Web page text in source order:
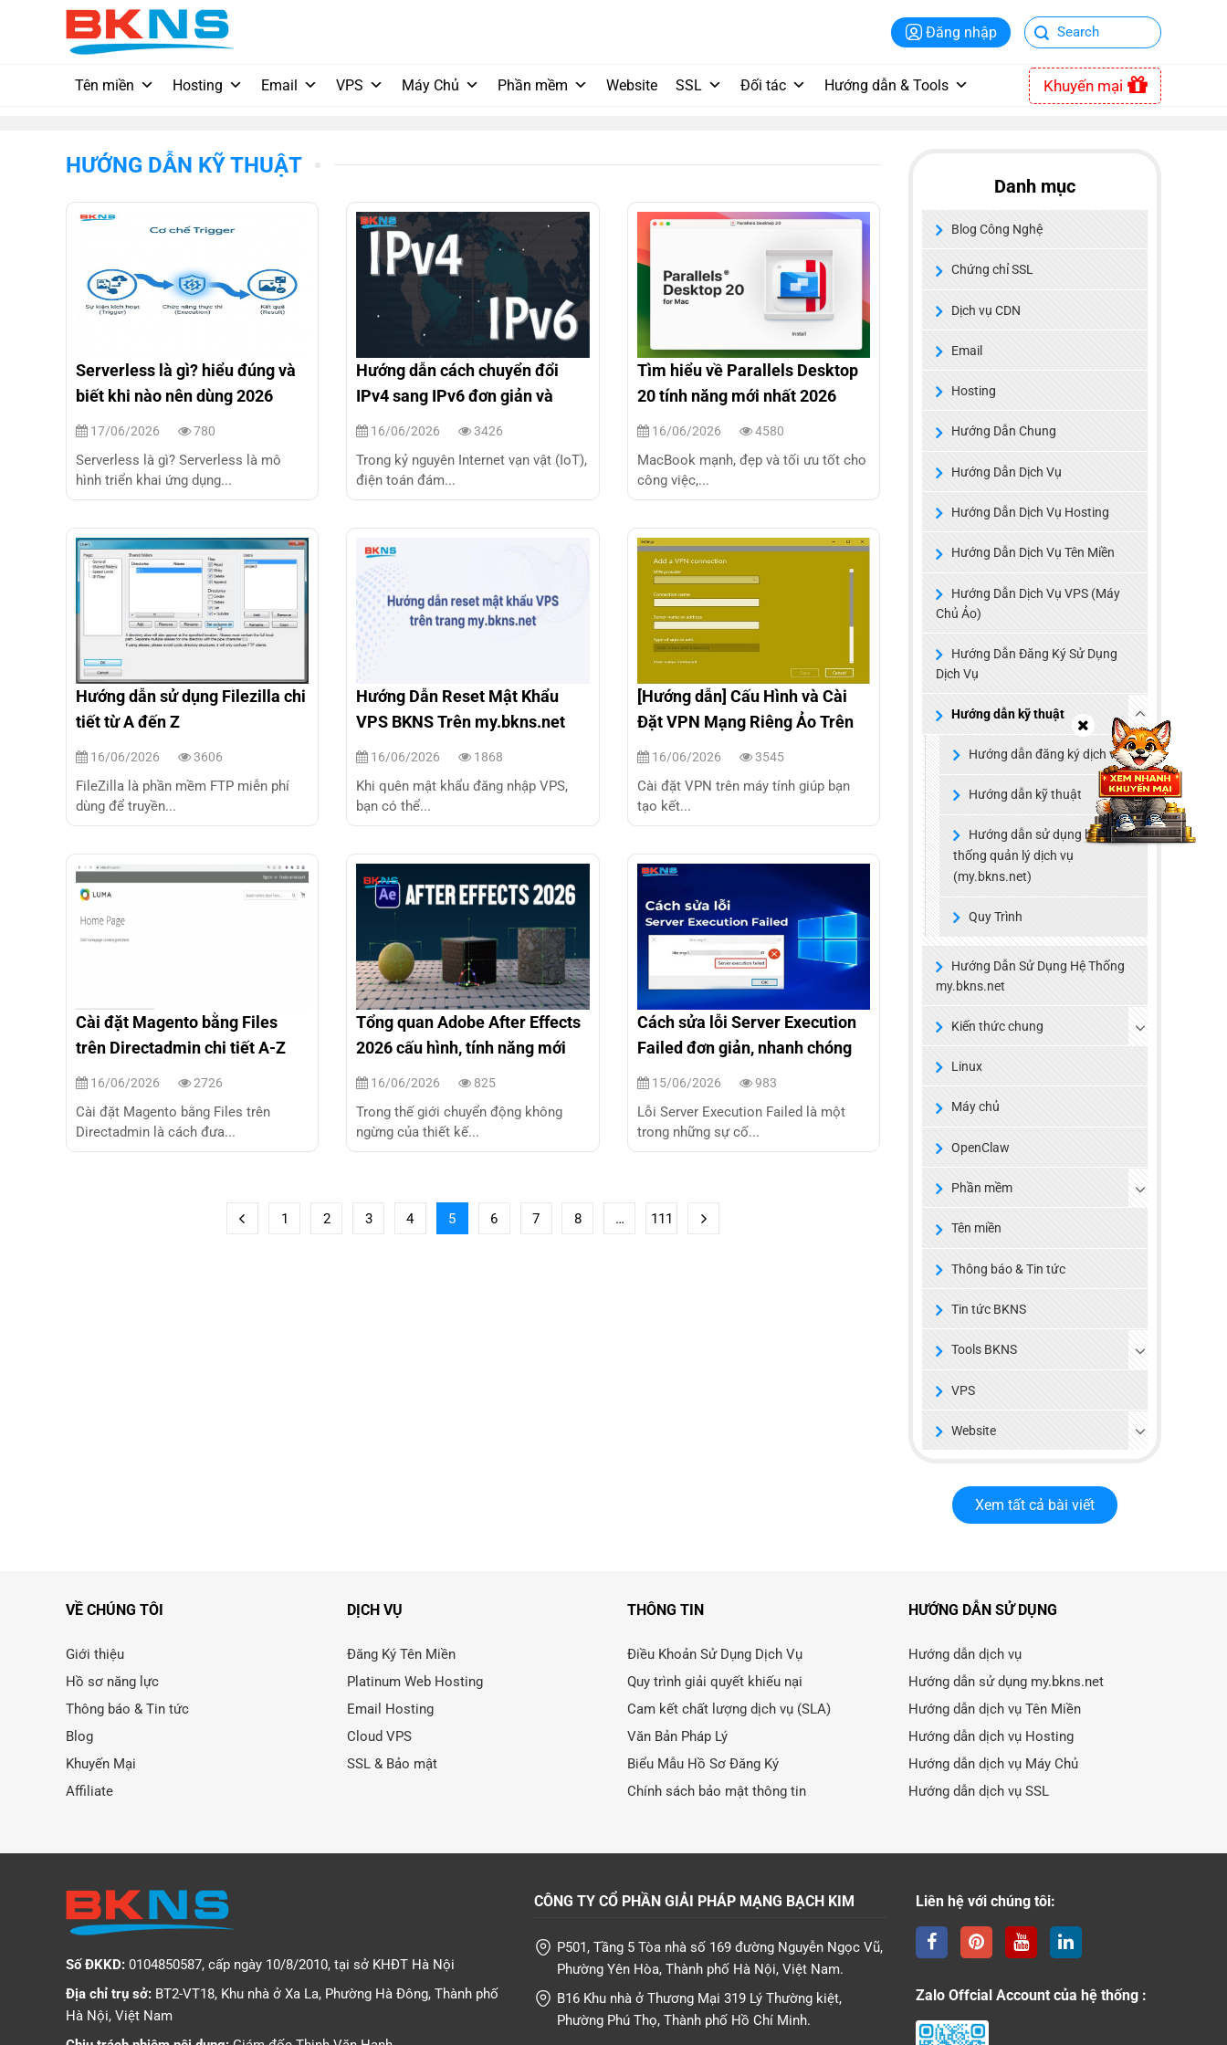
Đăng nhập
Tên miền Hosting Email VPS Máy Chủ Phần mềm Website SSL Đối tác Hướng dẫn & Tools Khuyến mại
HƯỚNG DẪN KỸ THUẬT
Serverless là gì? hiểu đúng và
biết khi nào nên dùng 2026
17/06/2026 780
Serverless là gì? Serverless là mô
hình triển khai ứng dụng...
Hướng dẫn cách chuyển đổi
IPv4 sang IPv6 đơn giản và
ngược lại
16/06/2026 3426
Trong kỷ nguyên Internet vạn vật (IoT),
điện toán đám...
Tìm hiểu về Parallels Desktop
20 tính năng mới nhất 2026
16/06/2026 4580
MacBook mạnh, đẹp và tối ưu tốt cho
công việc,...
Hướng dẫn sử dụng Filezilla chi
tiết từ A đến Z
16/06/2026 3606
FileZilla là phần mềm FTP miễn phí
dùng để truyền...
Hướng Dẫn Reset Mật Khẩu
VPS BKNS Trên my.bkns.net
16/06/2026 1868
Khi quên mật khẩu đăng nhập VPS,
bạn có thể...
[Hướng dẫn] Cấu Hình và Cài
Đặt VPN Mạng Riêng Ảo Trên
Máy Tính
16/06/2026 3545
Cài đặt VPN trên máy tính giúp bạn
tạo kết...
Cài đặt Magento bằng Files
trên Directadmin chi tiết A-Z
16/06/2026 2726
Cài đặt Magento bằng Files trên
Directadmin là cách đưa...
Tổng quan Adobe After Effects
2026 cấu hình, tính năng mới
16/06/2026 825
Trong thế giới chuyển động không
ngừng của thiết kế...
Cách sửa lỗi Server Execution
Failed đơn giản, nhanh chóng
15/06/2026 983
Lỗi Server Execution Failed là một
trong những sự cố...
1 2 3 4 5 6 7 8 … 111
Danh mục
Blog Công Nghệ
Chứng chỉ SSL
Dịch vụ CDN
Email
Hosting
Hướng Dẫn Chung
Hướng Dẫn Dịch Vụ
Hướng Dẫn Dịch Vụ Hosting
Hướng Dẫn Dịch Vụ Tên Miền
Hướng Dẫn Dịch Vụ VPS (Máy
Chủ Ảo)
Hướng Dẫn Đăng Ký Sử Dụng
Dịch Vụ
Hướng dẫn kỹ thuật
Hướng dẫn đăng ký dịch vụ
Hướng dẫn kỹ thuật
Hướng dẫn sử dụng hệ
thống quản lý dịch vụ
(my.bkns.net)
Quy Trình
Hướng Dẫn Sử Dụng Hệ Thống
my.bkns.net
Kiến thức chung
Linux
Máy chủ
OpenClaw
Phần mềm
Tên miền
Thông báo & Tin tức
Tin tức BKNS
Tools BKNS
VPS
Website
Xem tất cả bài viết
VỀ CHÚNG TÔI
Giới thiệu
Hồ sơ năng lực
Thông báo & Tin tức
Blog
Khuyến Mại
Affiliate
DỊCH VỤ
Đăng Ký Tên Miền
Platinum Web Hosting
Email Hosting
Cloud VPS
SSL & Bảo mật
THÔNG TIN
Điều Khoản Sử Dụng Dịch Vụ
Quy trình giải quyết khiếu nại
Cam kết chất lượng dịch vụ (SLA)
Văn Bản Pháp Lý
Biểu Mẫu Hồ Sơ Đăng Ký
Chính sách bảo mật thông tin
HƯỚNG DẪN SỬ DỤNG
Hướng dẫn dịch vụ
Hướng dẫn sử dụng my.bkns.net
Hướng dẫn dịch vụ Tên Miền
Hướng dẫn dịch vụ Hosting
Hướng dẫn dịch vụ Máy Chủ
Hướng dẫn dịch vụ SSL
Số ĐKKD: 0104850587, cấp ngày 10/8/2010, tại sở KHĐT Hà Nội
Địa chỉ trụ sở: BT2-VT18, Khu nhà ở Xa La, Phường Hà Đông, Thành phố
Hà Nội, Việt Nam
CÔNG TY CỔ PHẦN GIẢI PHÁP MẠNG BẠCH KIM
P501, Tầng 5 Tòa nhà số 169 đường Nguyễn Ngọc Vũ,
Phường Yên Hòa, Thành phố Hà Nội, Việt Nam.
B16 Khu nhà ở Thương Mại 319 Lý Thường kiệt,
Phường Phú Thọ, Thành phố Hồ Chí Minh.
Liên hệ với chúng tôi:
Zalo Offcial Account của hệ thống :